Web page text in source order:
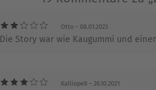
Otto – 08.01.2023
Die Story war wie Kaugummi und
Kalliope8 – 26.10.2021